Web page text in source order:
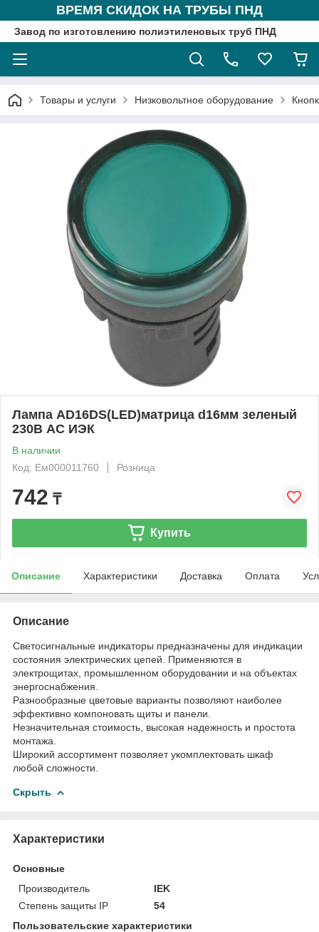
ВРЕМЯ СКИДОК НА ТРУБЫ ПНД
Завод по изготовлению полиэтиленовых труб ПНД
Товары и услуги Низковольтное оборудование
Лампа AD16DS(LED)матрица d16мм зеленый
230В AC ИЭК
В наличии
Код: Ем000011760
Розница
742 ₸
Купить
Описание Характеристики Доставка Оплата
Описание
Светосигнальные индикаторы предназначены для индикации
состояния электрических цепей. Применяются в
электрощитах, промышленном оборудовании и на объектах
энергоснабжения.
Разнообразные цветовые варианты позволяют наиболее
эффективно компоновать щиты и панели.
Незначительная стоимость, высокая надежность и простота
монтажа.
Широкий ассортимент позволяет укомплектовать шкаф
любой сложности.
Скрыть
Характеристики
Основные
Производитель
IEK
Степень защиты IP
54
Пользовательские характеристики